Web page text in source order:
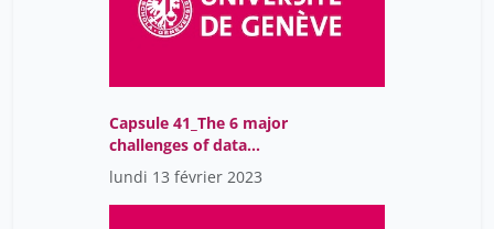
Capsule 41_The 6 major
challenges of data
archiving
lundi 13 février 2023